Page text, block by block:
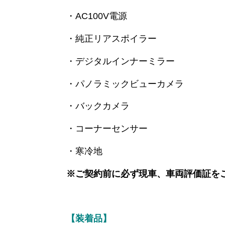
・AC100V電源
・純正リアスポイラー
・デジタルインナーミラー
・パノラミックビューカメラ
・バックカメラ
・コーナーセンサー
・寒冷地
※ご契約前に必ず現車、車両評価証を
【装着品】